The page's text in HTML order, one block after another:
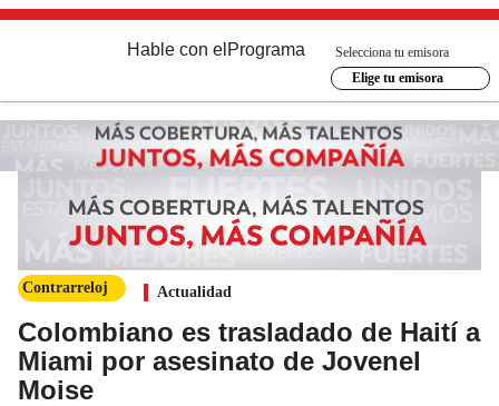
Hable con el Programa
Selecciona tu emisora
Elige tu emisora
Contrarreloj Actualidad
Colombiano es trasladado de Haití a
Miami por asesinato de Jovenel
Moise